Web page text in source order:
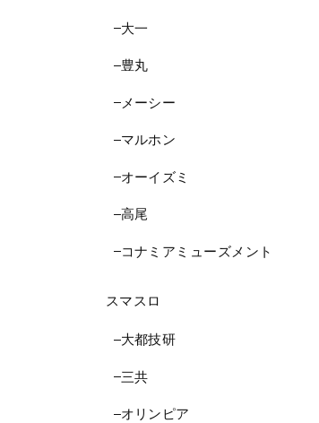
大一
豊丸
メーシー
マルホン
オーイズミ
高尾
コナミアミューズメント
スマスロ
大都技研
三共
オリンピア